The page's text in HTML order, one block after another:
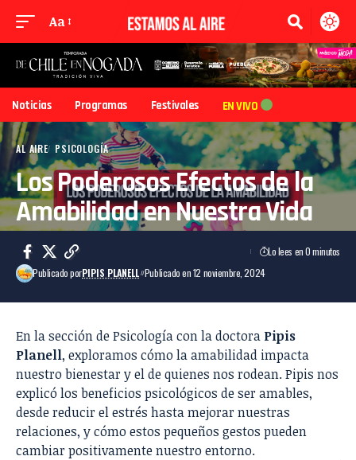
Aa
Noticias Programas Festivales EN VIVO
AL AIRE PSICOLOGÍA
Los Poderosos Efectos de la
Amabilidad en Nuestra Vida
Publicado porPIPIS PLANELL Publicado en 12 noviembre, 2024
Lo lees en 0 minutos
En la sección de Psicología con la doctora Pipis
Planell, exploramos cómo la amabilidad impacta
nuestro bienestar y el de quienes nos rodean. Pipis nos
explicó los beneficios psicológicos de ser amables,
desde reducir el estrés hasta mejorar nuestras
relaciones, y cómo estos pequeños gestos pueden
cambiar positivamente nuestro entorno.